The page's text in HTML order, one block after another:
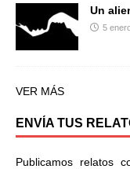
Un
5
VER MÁS
ENVÍA TUS
Publicamos relatos